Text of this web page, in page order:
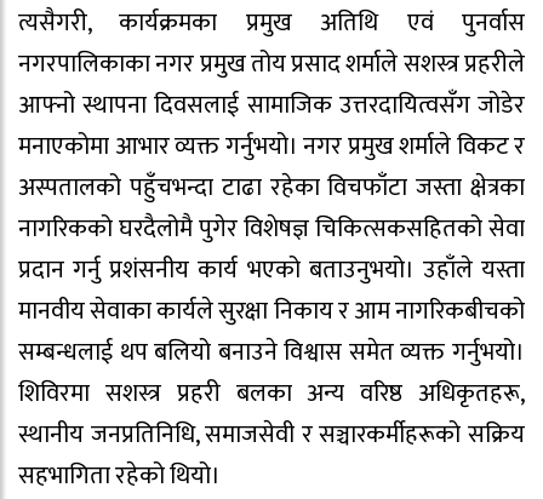
त्यसैगरी, कार्यक्रमका प्रमुख अतिथि एवं पुनर्वास
नगरपालिकाका नगर प्रमुख तोय प्रसाद शर्माले सशस्त्र प्रहरीले
आफ्नो स्थापना दिवसलाई सामाजिक उत्तरदायित्वसँग जोडेर
मनाएकोमा आभार व्यक्त गर्नुभयो। नगर प्रमुख शर्माले विकट र
अस्पतालको पहुँचभन्दा टाढा रहेका विचफाँटा जस्ता क्षेत्रका
नागरिकको घरदैलोमै पुगेर विशेषज्ञ चिकित्सकसहितको सेवा
प्रदान गर्नु प्रशंसनीय कार्य भएको बताउनुभयो। उहाँले यस्ता
मानवीय सेवाका कार्यले सुरक्षा निकाय र आम नागरिकबीचको
सम्बन्धलाई थप बलियो बनाउने विश्वास समेत व्यक्त गर्नुभयो।
शिविरमा सशस्त्र प्रहरी बलका अन्य वरिष्ठ अधिकृतहरू,
स्थानीय जनप्रतिनिधि, समाजसेवी र सञ्चारकर्मीहरूको सक्रिय
सहभागिता रहेको थियो।